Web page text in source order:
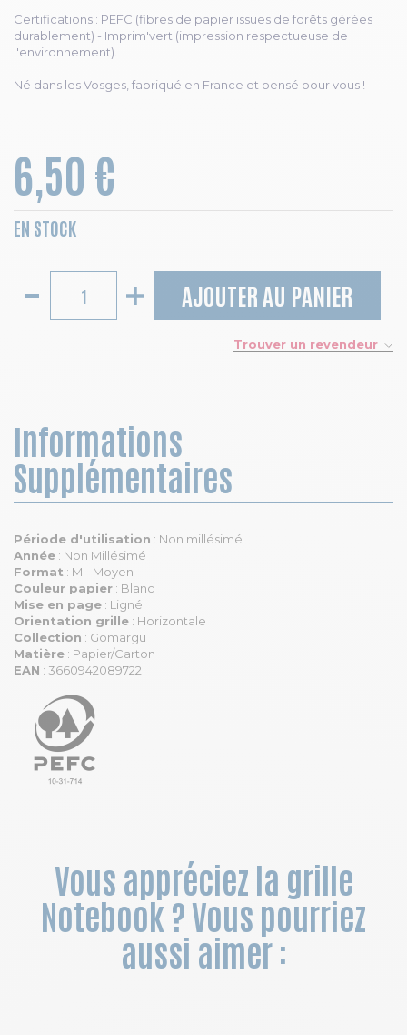
Certifications : PEFC (fibres de papier issues de forêts gérées
durablement) - Imprim'vert (impression respectueuse de
l'environnement).
Né dans les Vosges, fabriqué en France et pensé pour vous !
6,50 €
EN STOCK
AJOUTER AU PANIER
Trouver un revendeur
Informations
Supplémentaires
Période d'utilisation : Non millésimé
Année : Non Millésimé
Format : M - Moyen
Couleur papier : Blanc
Mise en page : Ligné
Orientation grille : Horizontale
Collection : Gomargu
Matière : Papier/Carton
EAN : 3660942089722
Vous appréciez la grille
Notebook ? Vous pourriez
aussi aimer :